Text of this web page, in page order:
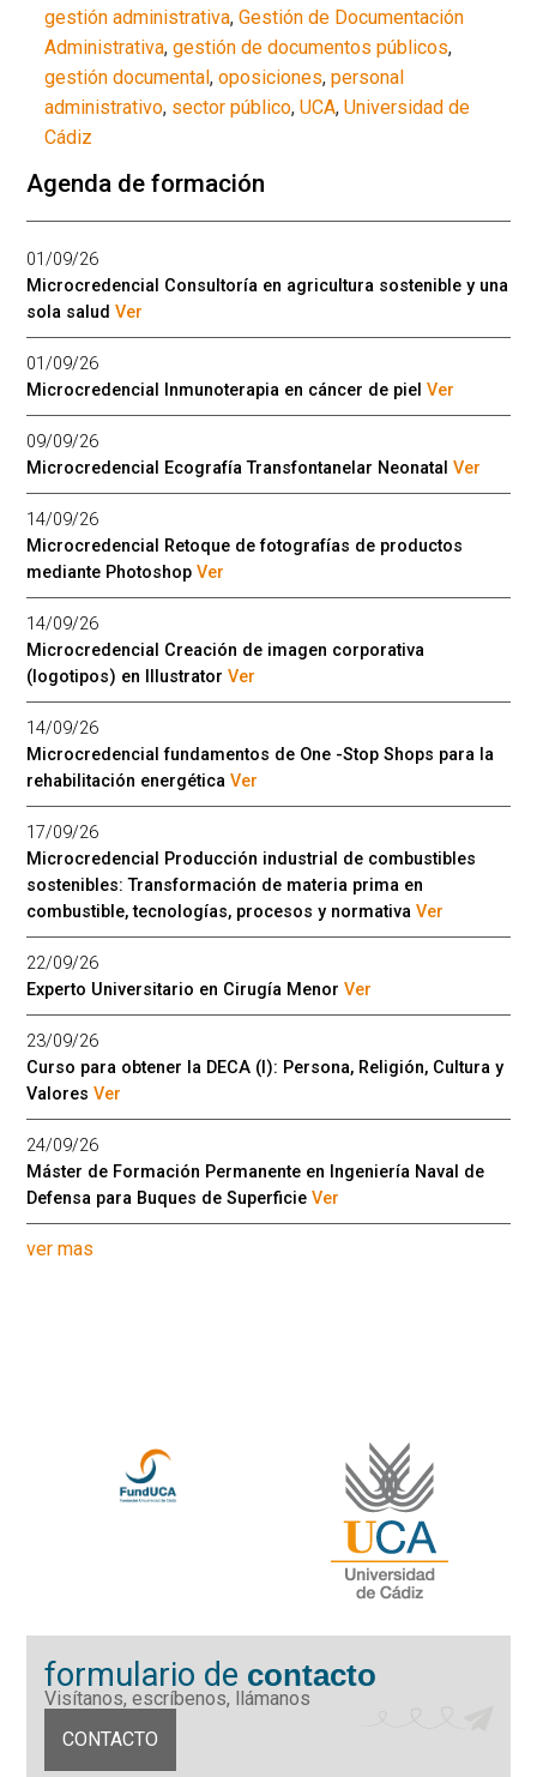
gestión administrativa,Gestión de Documentación
Administrativa,gestión de documentos públicos,
gestión documental,oposiciones,personal
administrativo, sector público,UCA,Universidad de
Cádiz
Agenda de formación
01/09/26
Microcredencial Consultoría en agricultura sostenible y una
sola saludVer
01/09/26
Microcredencial Inmunoterapia en cáncer de pielVer
09/09/26
Microcredencial Ecografía Transfontanelar NeonatalVer
14/09/26
Microcredencial Retoque de fotografías de productos
mediante PhotoshopVer
14/09/26
Microcredencial Creación de imagen corporativa
(logotipos) en IllustratorVer
14/09/26
Microcredencial fundamentos de One -Stop Shops para la
rehabilitación energéticaVer
17/09/26
Microcredencial Producción industrial de combustibles
sostenibles: Transformación de materia prima en
combustible, tecnologías, procesos y normativaVer
22/09/26
Experto Universitario en Cirugía MenorVer
23/09/26
Curso para obtener la DECA (I): Persona, Religión, Cultura y
ValoresVer
24/09/26
Máster de Formación Permanente en Ingeniería Naval de
Defensa para Buques de SuperficieVer
ver mas
formulario de contacto
Visítanos, escríbenos, llámanos
CONTACTO